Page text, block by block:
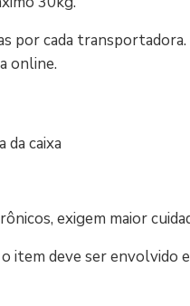
por cada
online.
exigem maior
item deve ser envolvido